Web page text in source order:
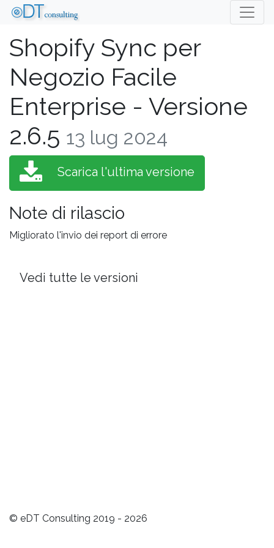
Shopify Sync per
Negozio Facile
Enterprise - Versione
2.6.5 13 lug 2024
Scarica l'ultima versione
Note di rilascio
Migliorato l'invio dei report di errore
Vedi tutte le versioni
© eDT Consulting 2019 - 2026